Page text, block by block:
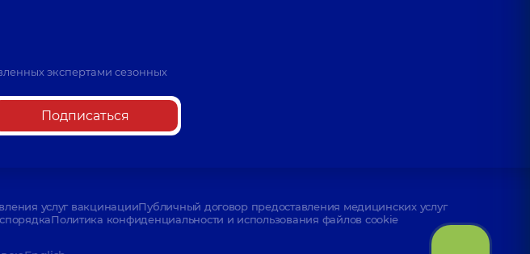
экспертами сезонных
Подписаться
услуг вакцинацииПубличный договор предоставления медицинских услуг
Политика конфиденциальности и использования файлов cookie